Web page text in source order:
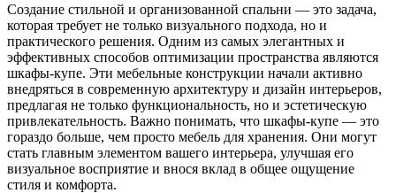
Создание стильной и организованной спальни — это задача,
которая требует не только визуального подхода, но и
практического решения. Одним из самых элегантных и
эффективных способов оптимизации пространства являются
шкафы-купе. Эти мебельные конструкции начали активно
внедряться в современную архитектуру и дизайн интерьеров,
предлагая не только функциональность, но и эстетическую
привлекательность. Важно понимать, что шкафы-купе — это
гораздо больше, чем просто мебель для хранения. Они могут
стать главным элементом вашего интерьера, улучшая его
визуальное восприятие и внося вклад в общее ощущение
стиля и комфорта.